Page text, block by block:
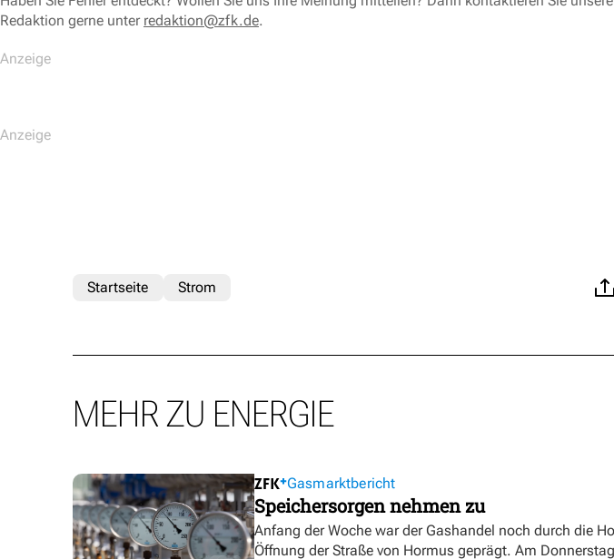
Redaktion gerne unter redaktion@zfk.de.
Startseite Strom
MEHR ZU ENERGIE
Gasmarktbericht
Speichersorgen nehmen zu
Anfang der Woche war der Gashandel noch durch die
Öffnung der Straße von Hormus geprägt. Am